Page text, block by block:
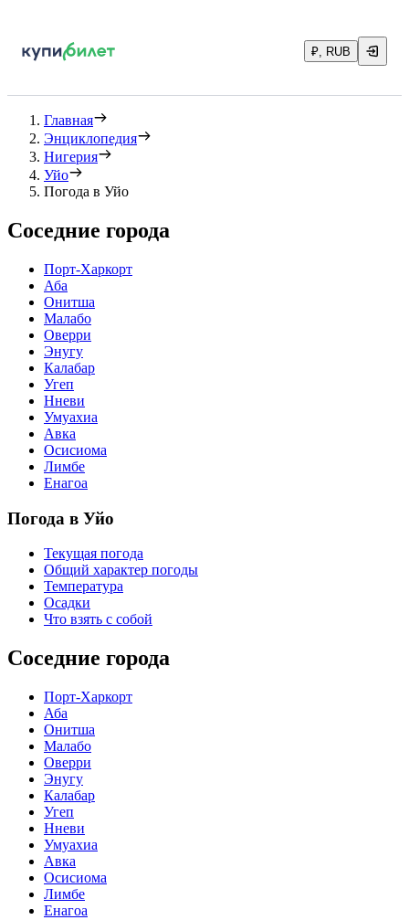
₽, RUB
Главная
Энциклопедия
Нигерия
Уйо
Погода в Уйо
Соседние города
Порт-Харкорт
Аба
Онитша
Малабо
Оверри
Энугу
Калабар
Угеп
Нневи
Умуахиа
Авка
Осисиома
Лимбе
Енагоа
Погода в Уйо
Текущая погода
Общий характер погоды
Температура
Осадки
Что взять с собой
Соседние города
Порт-Харкорт
Аба
Онитша
Малабо
Оверри
Энугу
Калабар
Угеп
Нневи
Умуахиа
Авка
Осисиома
Лимбе
Енагоа